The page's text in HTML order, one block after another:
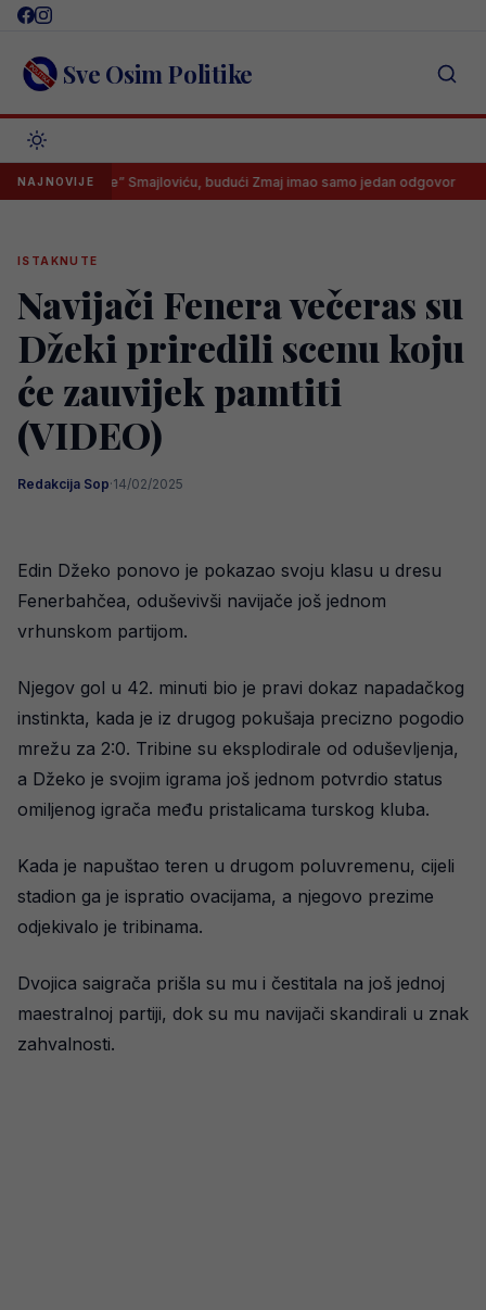
Skip
content Sve Osim Politike
NAJNOVIJE
noge” Smajloviću, budući Zmaj imao samo jedan odgovor
ISTAKNUTE
Navijači Fenera večeras su
Džeki priredili scenu koju
će zauvijek pamtiti
(VIDEO)
Redakcija Sop·14/02/2025
Edin Džeko ponovo je pokazao svoju klasu u dresu
Fenerbahčea, oduševivši navijače još jednom
vrhunskom partijom.
Njegov gol u 42. minuti bio je pravi dokaz napadačkog
instinkta, kada je iz drugog pokušaja precizno pogodio
mrežu za 2:0. Tribine su eksplodirale od oduševljenja,
a Džeko je svojim igrama još jednom potvrdio status
omiljenog igrača među pristalicama turskog kluba.
Kada je napuštao teren u drugom poluvremenu, cijeli
stadion ga je ispratio ovacijama, a njegovo prezime
odjekivalo je tribinama.
Dvojica saigrača prišla su mu i čestitala na još jednoj
maestralnoj partiji, dok su mu navijači skandirali u znak
zahvalnosti.